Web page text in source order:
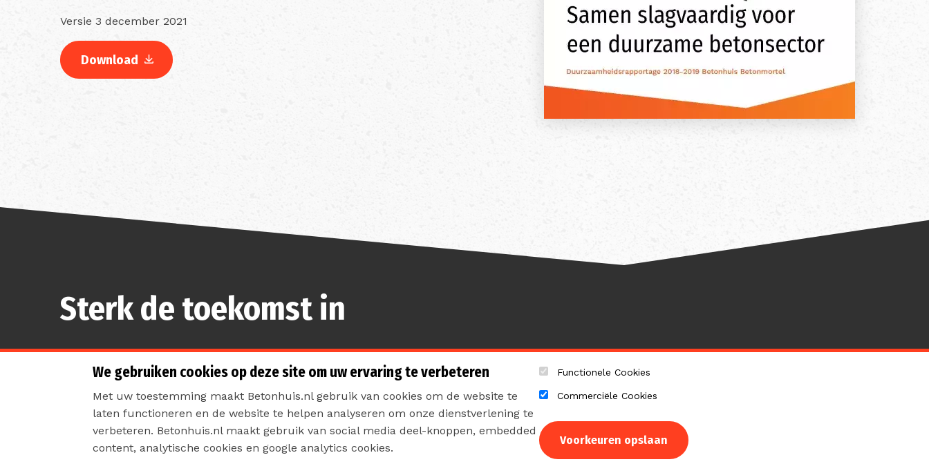
Versie 3 december 2021
Download
Sterk de toekomst in
Contact Privacyverklaring Sitemap
We gebruiken cookies op deze site om uw ervaring te verbeteren
Met uw toestemming maakt Betonhuis.nl gebruik van cookies om de website te
laten functioneren en de website te helpen analyseren om onze dienstverlening te
verbeteren. Betonhuis.nl maakt gebruik van social media deel-knoppen, embedded
content, analytische cookies en google analytics cookies.
Functionele Cookies
Commerciële Cookies
Voorkeuren opslaan